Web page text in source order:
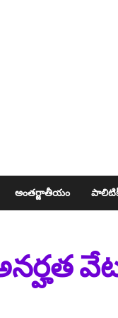
అంతర్జాతీయం